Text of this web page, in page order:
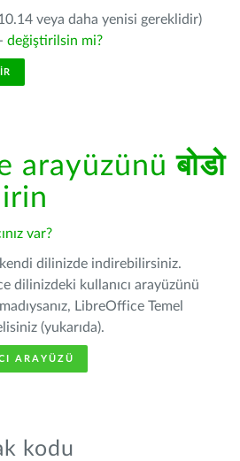
veya daha yenisi gereklidir)
değiştirilsin mi?
arayüzünüबोडो
var?
dilinizde indirebilirsiniz.
dilinizdeki kullanıcı arayüzünü
LibreOffice Temel
(yukarıda).
ARAYÜZÜ
kodu